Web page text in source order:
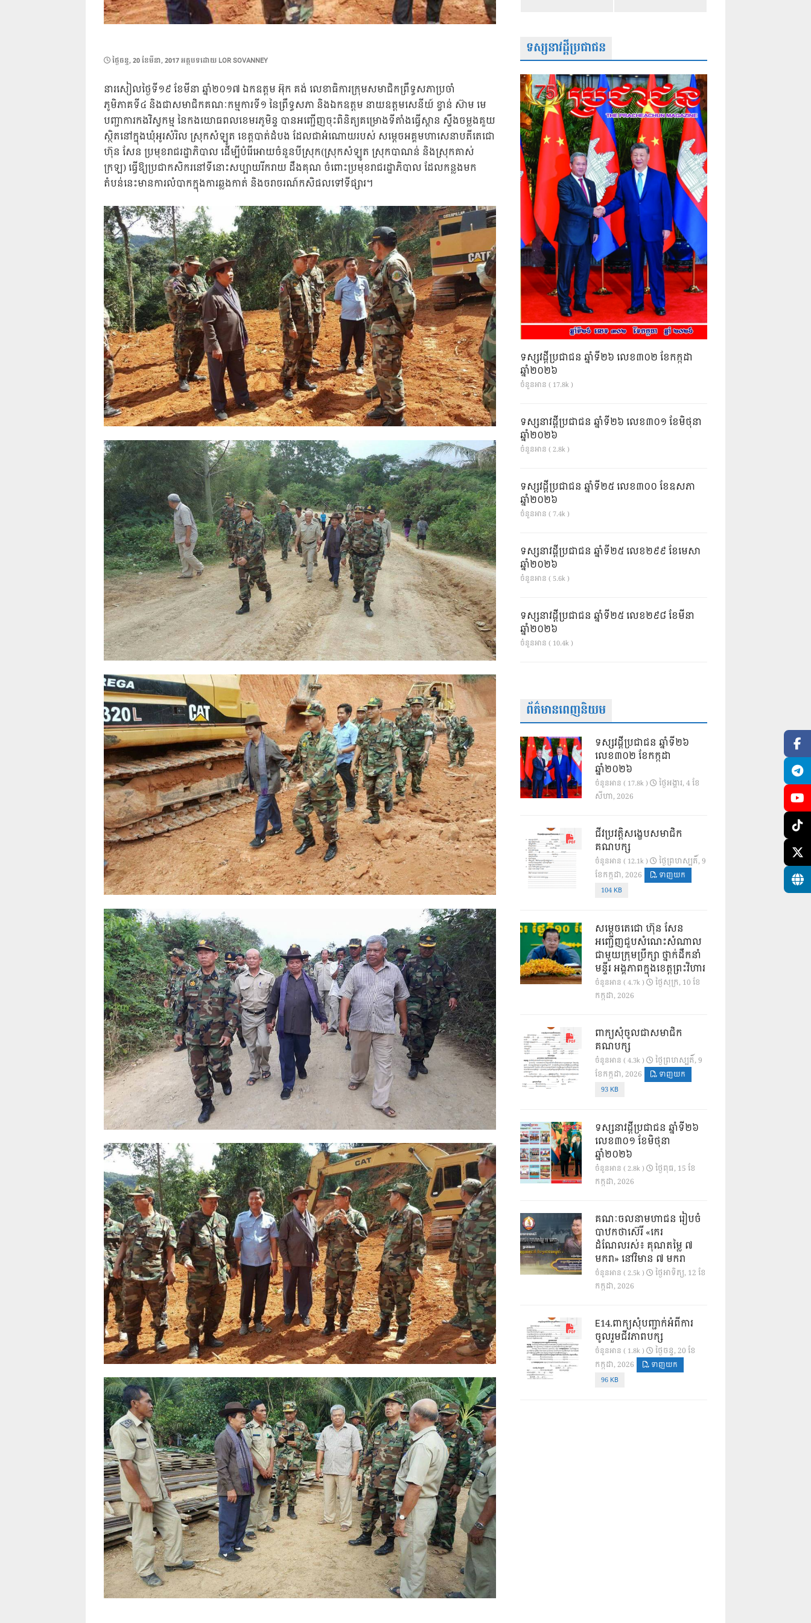
POSTED
ថ្ងៃ​ចន្ទ, 20 ខែ​មីនា, 2017អត្ថបទដោយ LOR SOVANNEY
នារសៀលថ្ងៃទី១៩ ខែមីនា ឆ្នាំ២០១៧ ឯកឧត្តម អ៊ុក គង់ លេខាធិការក្រុមសមាជិកព្រឹទ្ធសភាប្រចាំ
ភូមិភាគទី៤ និងជាសមាជិកគណៈកម្មការទី១ នៃព្រឹទ្ធសភា និងឯកឧត្តម នាយឧត្តមសេនីយ៍ ខ្វាន់ ស៊ាម មេ
បញ្ជាការកងវិស្វកម្ម នៃកងយោធពលខេមរភូមិន្ទ បានអញ្ជើញចុះពិនិត្យគម្រោងទីតាំងធ្វើស្ពាន ស្ទឹងចម្លងគួយ
ស្ថិតនៅក្នុងឃុំអូរសំរិល ស្រុកសំឡូត ខេត្តបាត់ដំបង ដែលជាអំណោយរបស់ សម្តេចអគ្គមហាសេនាបតីតេជោ
ហ៊ុន សែន ប្រមុខរាជរដ្ឋាភិបាល ដើម្បីបំរើអោយចំនួនបីស្រុក(ស្រុកសំឡូត ស្រុកបាណន់ និងស្រុកគាស់
ក្រឡ) ធ្វើឱ្យប្រជាកសិករនៅទីនោះសប្បាយរីករាយ ដឹងគុណ ចំពោះប្រមុខរាជរដ្ឋាភិបាល ដែលកន្លងមក
តំបន់នេះមានការលំបាកក្នុងការឆ្លងកាត់ និងចរាចរណ៍កសិផលទៅទីផ្សារ។
ទស្សនាវដ្តីប្រជាជន
ទស្សវដ្តីប្រជាជន ឆ្នាំទី២៦ លេខ៣០២ ខែកក្កដា
ឆ្នាំ២០២៦
ចំនួនអាន ( 17.8k )
ទស្សនាវដ្ដីប្រជាជន ឆ្នាំទី២៦ លេខ៣០១ ខែមិថុនា
ឆ្នាំ២០២៦
ចំនួនអាន ( 2.8k )
ទស្សវដ្តីប្រជាជន ឆ្នាំទី២៥ លេខ៣០០ ខែឧសភា
ឆ្នាំ២០២៦
ចំនួនអាន ( 7.4k )
ទស្សនាវដ្ដីប្រជាជន ឆ្នាំទី២៥ លេខ២៩៩ ខែមេសា
ឆ្នាំ២០២៦
ចំនួនអាន ( 5.6k )
ទស្សនាវដ្ដីប្រជាជន ឆ្នាំទី២៥ លេខ២៩៨ ខែមីនា
ឆ្នាំ២០២៦
ចំនួនអាន ( 10.4k )
ព័ត៌មានពេញនិយម
ទស្សវដ្តីប្រជាជន ឆ្នាំទី២៦
លេខ៣០២ ខែកក្កដា
ឆ្នាំ២០២៦
ចំនួនអាន ( 17.8k )
ថ្ងៃ​អង្គារ, 4 ខែ​
សីហា, 2026
ជីវប្រវត្តិសង្ខេបសមាជិក
គណបក្ស
ចំនួនអាន ( 12.1k )
ថ្ងៃ​ព្រហស្បតិ៍, 9
ខែ​កក្កដា, 2026
ទាញយក
104 KB
សម្តេចតេជោ ហ៊ុន សែន
អញ្ជើញជួបសំណេះសំណាល
ជាមួយក្រុមប្រឹក្សា ថ្នាក់ដឹកនាំ
មន្ទីរ អង្គភាពក្នុងខេត្តព្រះវិហារ
ចំនួនអាន ( 4.7k )
ថ្ងៃ​សុក្រ, 10 ខែ​
កក្កដា, 2026
ពាក្យសុំចូលជាសមាជិក
គណបក្ស
ចំនួនអាន ( 4.3k )
ថ្ងៃ​ព្រហស្បតិ៍, 9
ខែ​កក្កដា, 2026
ទាញយក
93 KB
ទស្សនាវដ្ដីប្រជាជន ឆ្នាំទី២៦
លេខ៣០១ ខែមិថុនា
ឆ្នាំ២០២៦
ចំនួនអាន ( 2.8k )
ថ្ងៃ​ពុធ, 15 ខែ​
កក្កដា, 2026
គណៈចលនាមហាជន រៀបចំ
បាឋកថាស៊េរី «កេរ
ដំណែលរស់៖ គុណតម្លៃ ៧
មករា» នៅវិមាន ៧ មករា
ចំនួនអាន ( 2.5k )
ថ្ងៃ​អាទិត្យ, 12 ខែ​
កក្កដា, 2026
E14.ពាក្យសុំបញ្ជាក់អំពីការ
ចូលរួមជីវភាពបក្ស
ចំនួនអាន ( 1.8k )
ថ្ងៃ​ចន្ទ, 20 ខែ​
កក្កដា, 2026
ទាញយក
96 KB